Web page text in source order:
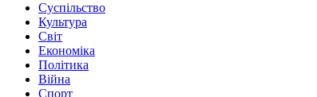
Суспiльство
Культура
Світ
Економіка
Політика
Війна
Спорт